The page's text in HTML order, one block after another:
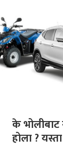
के भोलीबाट
होला ?